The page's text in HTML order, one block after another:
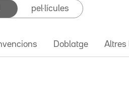
pel·lícules
Doblatge Altres